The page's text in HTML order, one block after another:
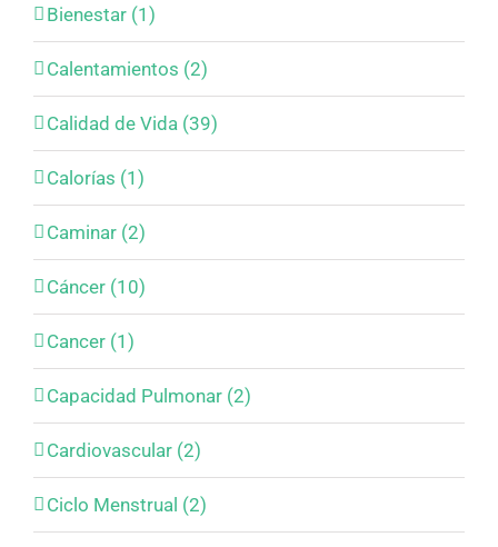
Bienestar (1)
Calentamientos (2)
Calidad de Vida (39)
Calorías (1)
Caminar (2)
Cáncer (10)
Cancer (1)
Capacidad Pulmonar (2)
Cardiovascular (2)
Ciclo Menstrual (2)